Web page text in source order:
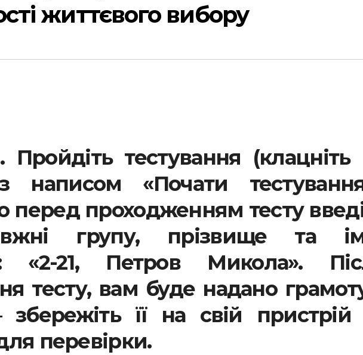
життєвого вибору
Пройдіть тестування (клацніть
написом «Почати
перед проходженням тесту
групу, прізвище та
«2-21, Петров Микола».
тесту, вам буде надано
її на свій пристрій
перевірки.